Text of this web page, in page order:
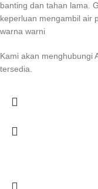
banting dan tahan lama.
keperluan mengambil air
warna warni
Kami akan menghubungi
tersedia.